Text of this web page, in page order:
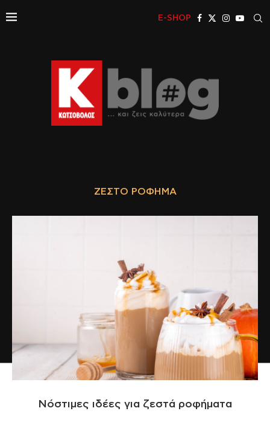
E-SHOP
ΖΕΣΤΌ ΡΌΦΗΜΑ
Νόστιμες ιδέες για ζεστά ροφήματα